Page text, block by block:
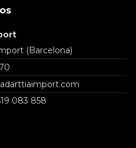
(Barcelona)
083 858